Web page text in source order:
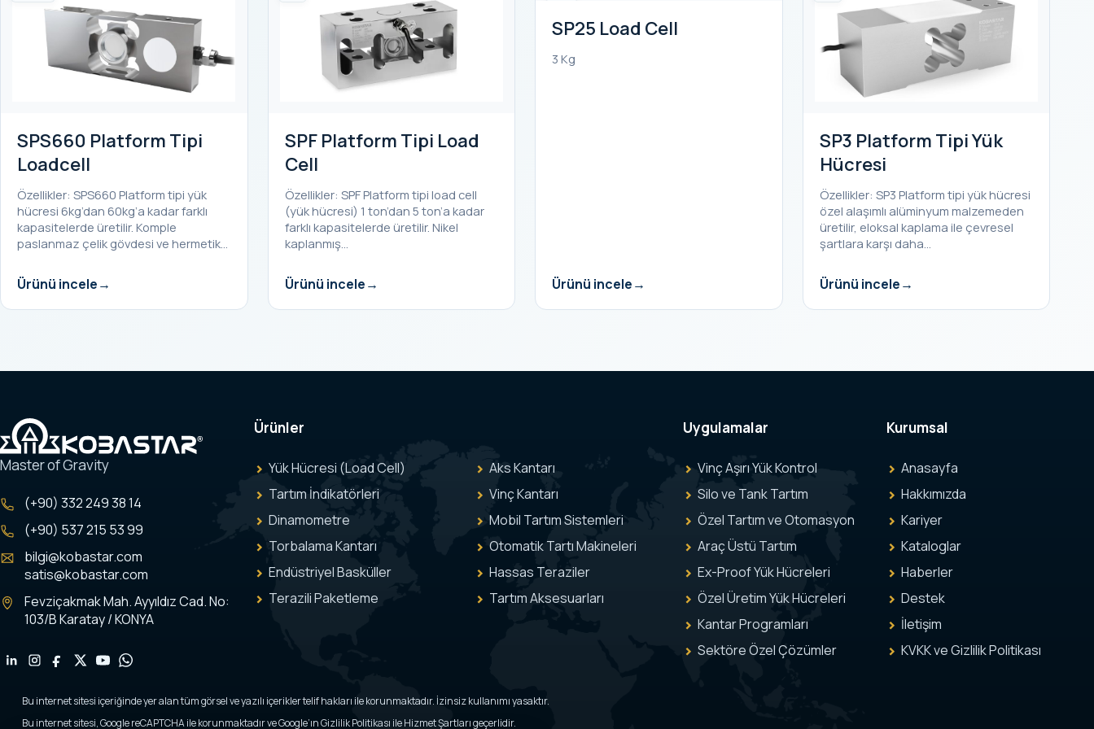
SPS660 Platform Tipi
Loadcell
Özellikler: SPS660 Platform tipi yük
hücresi 6kg’dan 60kg’a kadar farklı
kapasitelerde üretilir. Komple
paslanmaz çelik gövdesi ve hermetik…
Ürünü incele
SPF Platform Tipi Load
Cell
Özellikler: SPF Platform tipi load cell
(yük hücresi) 1 ton’dan 5 ton’a kadar
farklı kapasitelerde üretilir. Nikel
kaplanmış…
Ürünü incele
SP25 Load Cell
3 Kg
Ürünü incele
SP3 Platform Tipi Yük
Hücresi
Özellikler: SP3 Platform tipi yük hücresi
özel alaşımlı alüminyum malzemeden
üretilir, eloksal kaplama ile çevresel
şartlara karşı daha…
Ürünü incele
Master of Gravity
(+90) 332 249 38 14
(+90) 537 215 53 99
bilgi@kobastar.com
satis@kobastar.com
Fevziçakmak Mah. Ayyıldız Cad. No:
103/B Karatay / KONYA
Ürünler
Yük Hücresi (Load Cell)
Tartım İndikatörleri
Dinamometre
Torbalama Kantarı
Endüstriyel Basküller
Terazili Paketleme
Aks Kantarı
Vinç Kantarı
Mobil Tartım Sistemleri
Otomatik Tartı Makineleri
Hassas Teraziler
Tartım Aksesuarları
Uygulamalar
Vinç Aşırı Yük Kontrol
Silo ve Tank Tartım
Özel Tartım ve Otomasyon
Araç Üstü Tartım
Ex-Proof Yük Hücreleri
Özel Üretim Yük Hücreleri
Kantar Programları
Sektöre Özel Çözümler
Kurumsal
Anasayfa
Hakkımızda
Kariyer
Kataloglar
Haberler
Destek
İletişim
KVKK ve Gizlilik Politikası
Bu internet sitesi içeriğinde yer alan tüm görsel ve yazılı içerikler telif hakları ile korunmaktadır. İzinsiz kullanımı yasaktır.
Bu internet sitesi, Google reCAPTCHA ile korunmaktadır ve Google’ın Gizlilik Politikası ile Hizmet Şartları geçerlidir.